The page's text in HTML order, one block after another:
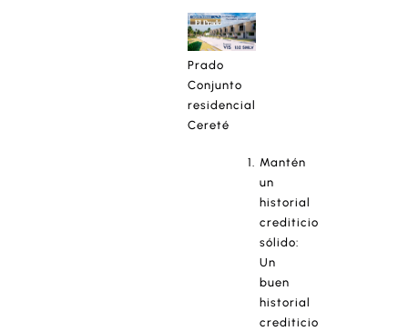
Prado
Conjunto
residencial
Cereté
Mantén
un
historial
crediticio
sólido:
Un
buen
historial
crediticio